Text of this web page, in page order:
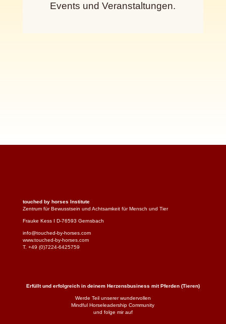
Events und Veranstaltungen.
touched by horses Institute
Zentrum für Bewusstsein und Achtsamkeit für Mensch und Tier
Frauke Kess I D-76593 Gernsbach
info@touched-by-horses.com
www.touched-by-horses.com
T. +49 (0)7224-6425759
Erfüllt und erfolgreich in deinem Herzensbusiness mit Pferden (Tieren)
Werde Teil unserer wundervollen
Mindful Horseleadership Community
und folge mir auf